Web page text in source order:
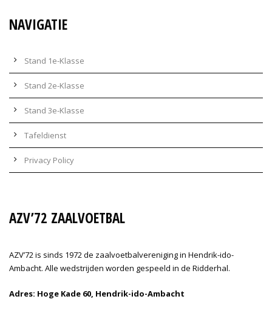
NAVIGATIE
Stand 1e-Klasse
Stand 2e-Klasse
Stand 3e-Klasse
Tafeldienst
Privacy Policy
AZV’72 ZAALVOETBAL
AZV’72 is sinds 1972 de zaalvoetbalvereniging in Hendrik-ido-
Ambacht. Alle wedstrijden worden gespeeld in de Ridderhal.
Adres: Hoge Kade 60, Hendrik-ido-Ambacht